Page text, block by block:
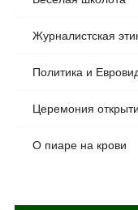
Журналистская
Политика и
Церемония
О пиаре на крови